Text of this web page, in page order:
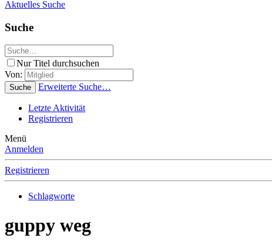
Aktuelles Suche
Suche
Nur Titel durchsuchen
Von:
Suche Erweiterte Suche…
Letzte Aktivität
Registrieren
Menü
Anmelden
Registrieren
Schlagworte
guppy weg